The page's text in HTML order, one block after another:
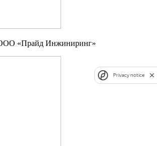
ООО «Прайд Инжиниринг»
Privacy notice